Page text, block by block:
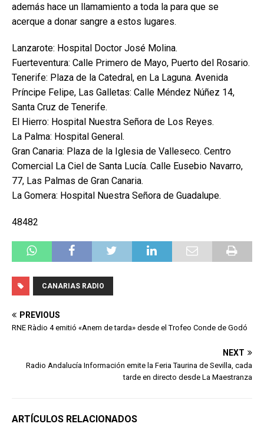
además hace un llamamiento a toda la para que se
acerque a donar sangre a estos lugares.
Lanzarote: Hospital Doctor José Molina.
Fuerteventura: Calle Primero de Mayo, Puerto del Rosario.
Tenerife: Plaza de la Catedral, en La Laguna. Avenida
Príncipe Felipe, Las Galletas: Calle Méndez Núñez 14,
Santa Cruz de Tenerife.
El Hierro: Hospital Nuestra Señora de Los Reyes.
La Palma: Hospital General.
Gran Canaria: Plaza de la Iglesia de Valleseco. Centro
Comercial La Ciel de Santa Lucía. Calle Eusebio Navarro,
77, Las Palmas de Gran Canaria.
La Gomera: Hospital Nuestra Señora de Guadalupe.
48482
CANARIAS RADIO
PREVIOUS
RNE Ràdio 4 emitió «Anem de tarda» desde el Trofeo Conde de Godó
NEXT
Radio Andalucía Información emite la Feria Taurina de Sevilla, cada
tarde en directo desde La Maestranza
ARTÍCULOS RELACIONADOS